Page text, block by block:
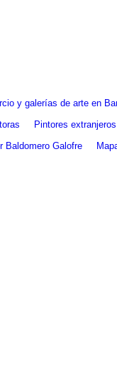
y galerías de arte en
Pintores
Baldomero Galofre